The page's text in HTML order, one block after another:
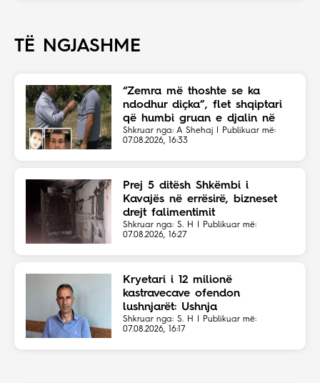
TË NGJASHME
“Zemra më thoshte se ka
ndodhur diçka”, flet shqiptari
që humbi gruan e djalin në
aksident
Shkruar nga: A Shehaj | Publikuar më:
07.08.2026, 16:33
Prej 5 ditësh Shkëmbi i
Kavajës në errësirë, bizneset
drejt falimentimit
Shkruar nga: S. H | Publikuar më:
07.08.2026, 16:27
Kryetari i 12 milionë
kastravecave ofendon
lushnjarët: Ushnja
Shkruar nga: S. H | Publikuar më:
07.08.2026, 16:17